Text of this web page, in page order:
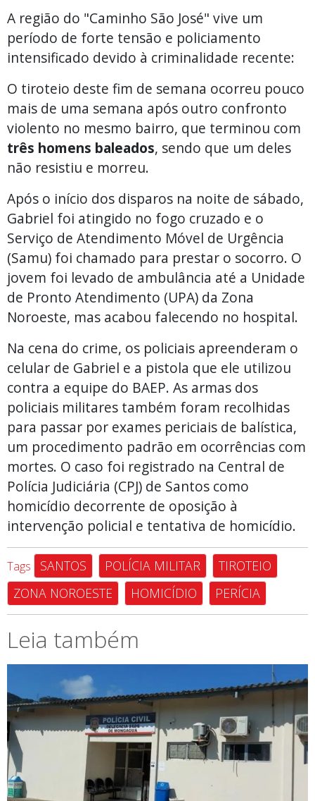
A região do "Caminho São José" vive um
período de forte tensão e policiamento
intensificado devido à criminalidade recente:
O tiroteio deste fim de semana ocorreu pouco
mais de uma semana após outro confronto
violento no mesmo bairro, que terminou com
três homens baleados, sendo que um deles
não resistiu e morreu.
Após o início dos disparos na noite de sábado,
Gabriel foi atingido no fogo cruzado e o
Serviço de Atendimento Móvel de Urgência
(Samu) foi chamado para prestar o socorro. O
jovem foi levado de ambulância até a Unidade
de Pronto Atendimento (UPA) da Zona
Noroeste, mas acabou falecendo no hospital.
Na cena do crime, os policiais apreenderam o
celular de Gabriel e a pistola que ele utilizou
contra a equipe do BAEP. As armas dos
policiais militares também foram recolhidas
para passar por exames periciais de balística,
um procedimento padrão em ocorrências com
mortes. O caso foi registrado na Central de
Polícia Judiciária (CPJ) de Santos como
homicídio decorrente de oposição à
intervenção policial e tentativa de homicídio.
Tags SANTOS POLÍCIA MILITAR
TIROTEIO
ZONA NOROESTE
HOMICÍDIO PERÍCIA
Leia também